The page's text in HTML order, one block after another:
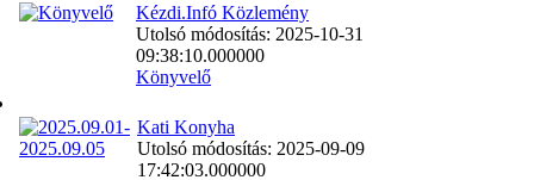
Kézdi.Infó Közlemény
Utolsó módosítás: 2025-10-31
09:38:10.000000
Könyvelő
Kati Konyha
Utolsó módosítás: 2025-09-09
17:42:03.000000